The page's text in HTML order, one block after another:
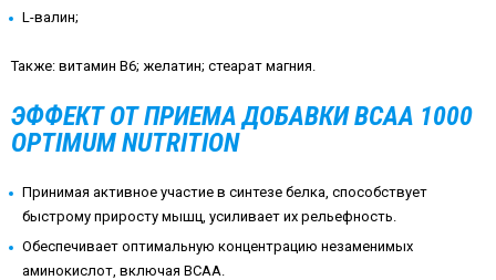
L-валин;
Также: витамин В6; желатин; стеарат магния.
ЭФФЕКТ ОТ ПРИЕМА ДОБАВКИ BCAA 1000
OPTIMUM NUTRITION
Принимая активное участие в синтезе белка, способствует
быстрому приросту мышц, усиливает их рельефность.
Обеспечивает оптимальную концентрацию незаменимых
аминокислот, включая ВСАА.